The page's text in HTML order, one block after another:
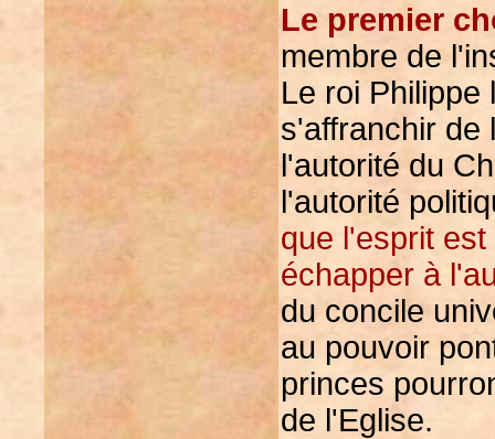
Le premier
membre de
Le roi Philippe
s'affranchir de
l'autorité du
l'autorité
que l'esprit
échapper à
du concile
au pouvoir
princes
de l'Eglise.